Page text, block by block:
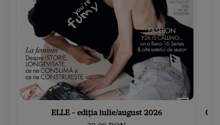
ELLE - ediția iulie/august 2026